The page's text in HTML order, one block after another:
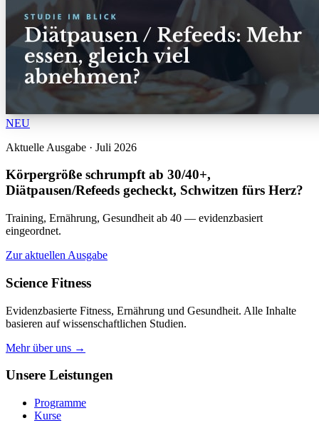
NEU
Aktuelle Ausgabe · Juli 2026
Körpergröße schrumpft ab 30/40+,
Diätpausen/Refeeds gecheckt, Schwitzen fürs Herz?
Training, Ernährung, Gesundheit ab 40 — evidenzbasiert
eingeordnet.
Zur aktuellen Ausgabe
Science Fitness
Evidenzbasierte Fitness, Ernährung und Gesundheit. Alle Inhalte
basieren auf wissenschaftlichen Studien.
Mehr über uns →
Unsere Leistungen
Programme
Kurse